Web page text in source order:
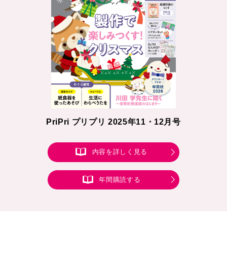
PriPri プリプリ 2025年11・12月号
内容を詳しく見る
年間購読する